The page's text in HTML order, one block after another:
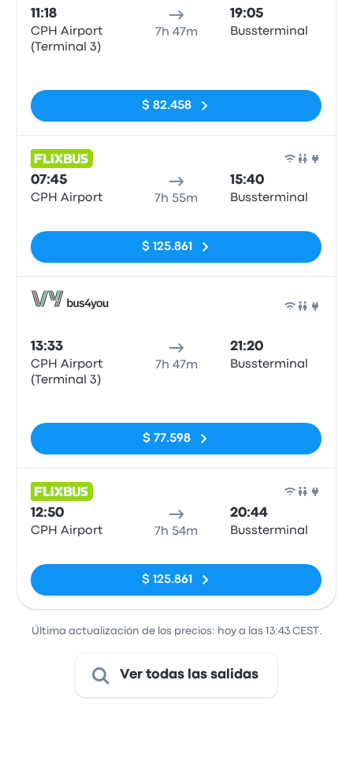
11:18
CPH Airport
(Terminal 3)
7h 47m
19:05
Bussterminal
$ 82.458
07:45
CPH Airport 7h 55m
15:40
Bussterminal
$ 125.861
13:33
CPH Airport
(Terminal 3)
7h 47m
21:20
Bussterminal
$ 77.598
12:50
CPH Airport 7h 54m
20:44
Bussterminal
$ 125.861
Última actualización de los precios: hoy a las 13:43 CEST.
Ver todas las salidas